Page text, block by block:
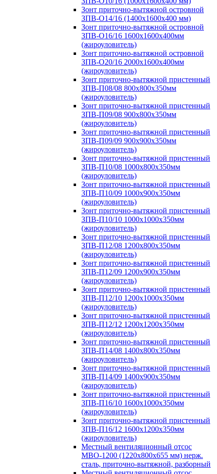
Зонт приточно-вытяжной островной
ЗПВ-О14/16 (1400х1600х400 мм)
Зонт приточно-вытяжной островной
ЗПВ-О16/16 1600х1600х400мм
(жироуловитель)
Зонт приточно-вытяжной островной
ЗПВ-О20/16 2000х1600х400мм
(жироуловитель)
Зонт приточно-вытяжной пристенный
ЗПВ-П08/08 800х800х350мм
(жироуловитель)
Зонт приточно-вытяжной пристенный
ЗПВ-П09/08 900х800х350мм
(жироуловитель)
Зонт приточно-вытяжной пристенный
ЗПВ-П09/09 900х900х350мм
(жироуловитель)
Зонт приточно-вытяжной пристенный
ЗПВ-П10/08 1000х800х350мм
(жироуловитель)
Зонт приточно-вытяжной пристенный
ЗПВ-П10/09 1000х900х350мм
(жироуловитель)
Зонт приточно-вытяжной пристенный
ЗПВ-П10/10 1000х1000х350мм
(жироуловитель)
Зонт приточно-вытяжной пристенный
ЗПВ-П12/08 1200х800х350мм
(жироуловитель)
Зонт приточно-вытяжной пристенный
ЗПВ-П12/09 1200х900х350мм
(жироуловитель)
Зонт приточно-вытяжной пристенный
ЗПВ-П12/10 1200х1000х350мм
(жироуловитель)
Зонт приточно-вытяжной пристенный
ЗПВ-П12/12 1200х1200х350мм
(жироуловитель)
Зонт приточно-вытяжной пристенный
ЗПВ-П14/08 1400х800х350мм
(жироуловитель)
Зонт приточно-вытяжной пристенный
ЗПВ-П14/09 1400х900х350мм
(жироуловитель)
Зонт приточно-вытяжной пристенный
ЗПВ-П16/10 1600х1000х350мм
(жироуловитель)
Зонт приточно-вытяжной пристенный
ЗПВ-П16/12 1600х1200х350мм
(жироуловитель)
Местный вентиляционный отсос
МВО-1200 (1220х800х655 мм) нерж.
сталь, приточно-вытяжной, разборный